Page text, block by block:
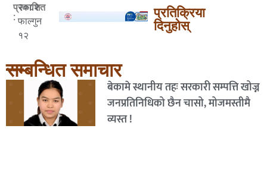
प्रकाशित
:
२०८२
फाल्गुन
१२
प्रतिक्रिया
दिनुहोस्
सम्बन्धित समाचार
बेकामे स्थानीय तहः सरकारी सम्पत्ति खोज्न
जनप्रतिनिधिको छैन चासो, मोजमस्तीमै
व्यस्त !